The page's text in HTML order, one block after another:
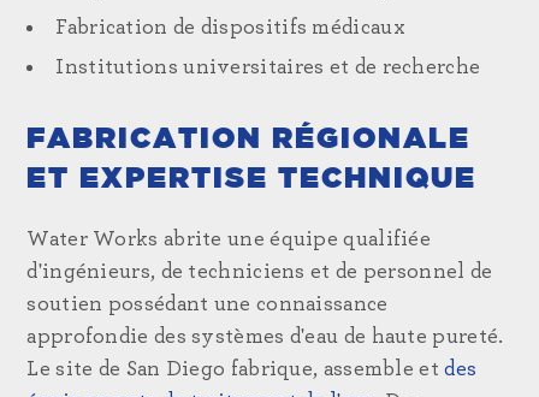
Fabrication de dispositifs médicaux
Institutions universitaires et de recherche
FABRICATION RÉGIONALE
ET EXPERTISE TECHNIQUE
Water Works abrite une équipe qualifiée
d'ingénieurs, de techniciens et de personnel de
soutien possédant une connaissance
approfondie des systèmes d'eau de haute pureté.
Le site de San Diego fabrique, assemble et des